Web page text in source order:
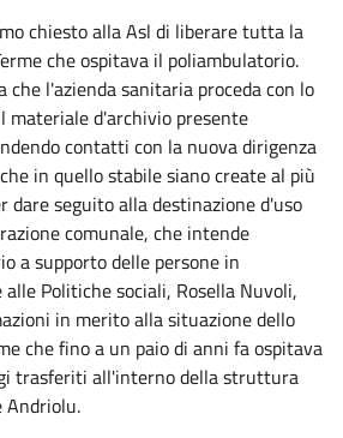
chiesto alla Asl di liberare tutta la
che ospitava il poliambulatorio.
che l'azienda sanitaria proceda con lo
d'archivio presente
contatti con la nuova dirigenza
in quello stabile siano create al più
dare seguito alla destinazione d'uso
comunale, che intende
a supporto delle persone in
Politiche sociali, Rosella Nuvoli,
in merito alla situazione dello
che fino a un paio di anni fa ospitava
trasferiti all'interno della struttura